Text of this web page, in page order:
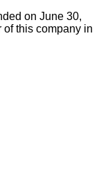
on June 30,
of this company in